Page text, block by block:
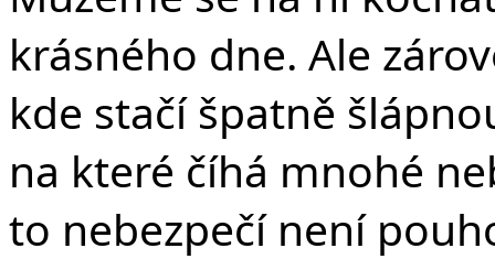
krásného dne. Ale
kde stačí špatně
na které číhá mnohé
to nebezpečí není